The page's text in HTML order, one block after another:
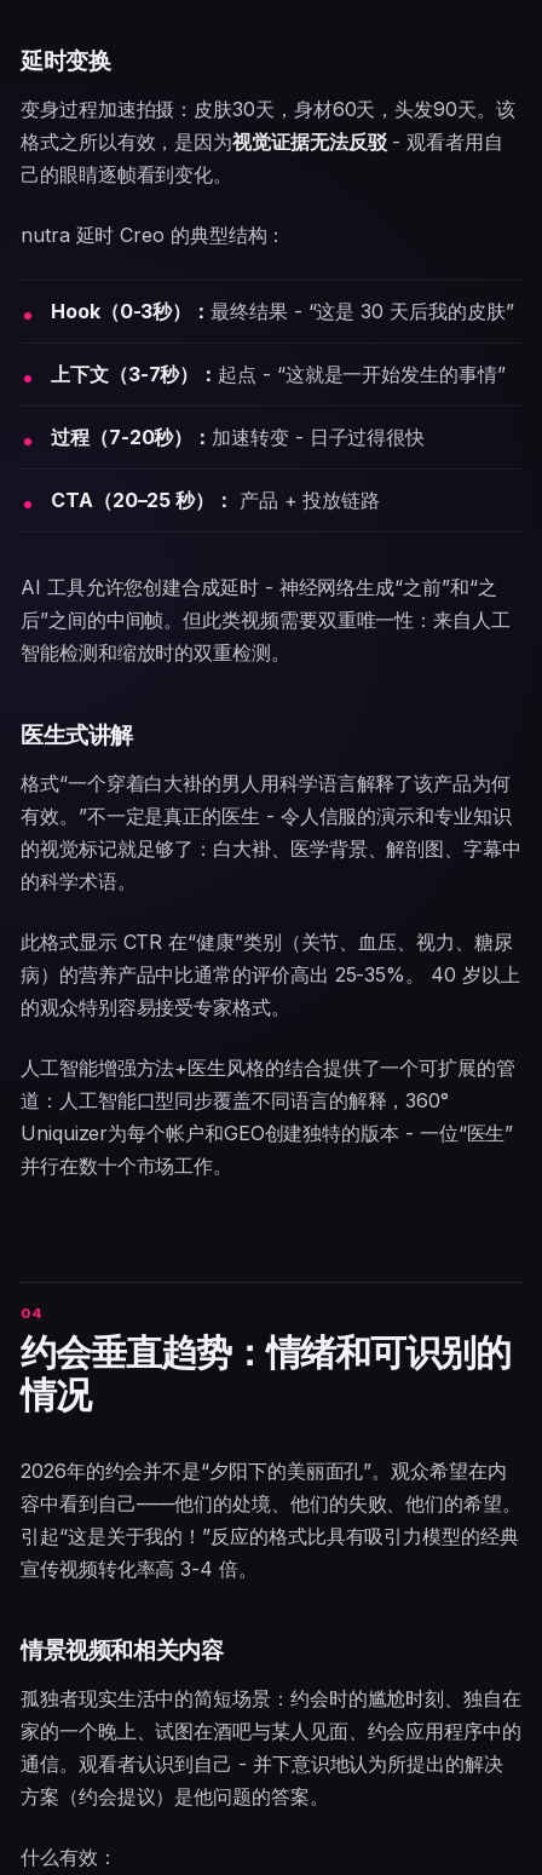
延时变换
变身过程加速拍摄：皮肤30天，身材60天，头发90天。该
格式之所以有效，是因为视觉证据无法反驳- 观看者用自
己的眼睛逐帧看到变化。
nutra 延时 Creo 的典型结构：
Hook（0-3秒）：最终结果 - “这是 30 天后我的皮肤”
上下文（3-7秒）： 起点 - “这就是一开始发生的事情”
过程（7-20秒）： 加速转变 - 日子过得很快
CTA（20–25 秒）： 产品 + 投放链路
AI 工具允许您创建合成延时 - 神经网络生成“之前”和“之
后”之间的中间帧。但此类视频需要双重唯一性：来自人工
智能检测和缩放时的双重检测。
医生式讲解
格式“一个穿着白大褂的男人用科学语言解释了该产品为何
有效。”不一定是真正的医生 - 令人信服的演示和专业知识
的视觉标记就足够了：白大褂、医学背景、解剖图、字幕中
的科学术语。
此格式显示 CTR 在“健康”类别（关节、血压、视力、糖尿
病）的营养产品中比通常的评价高出 25-35%。 40 岁以上
的观众特别容易接受专家格式。
人工智能增强方法+医生风格的结合提供了一个可扩展的管
道：人工智能口型同步覆盖不同语言的解释，360°
Uniquizer为每个帐户和GEO创建独特的版本 - 一位“医生”
并行在数十个市场工作。
约会垂直趋势：情绪和可识别的
情况
2026年的约会并不是“夕阳下的美丽面孔”。观众希望在内
容中看到自己——他们的处境、他们的失败、他们的希望。
引起“这是关于我的！”反应的格式比具有吸引力模型的经典
宣传视频转化率高 3-4 倍。
情景视频和相关内容
孤独者现实生活中的简短场景：约会时的尴尬时刻、独自在
家的一个晚上、试图在酒吧与某人见面、约会应用程序中的
通信。观看者认识到自己 - 并下意识地认为所提出的解决
方案（约会提议）是他问题的答案。
什么有效：